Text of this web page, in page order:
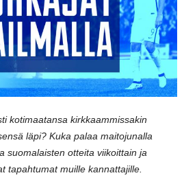
kotimaatansa kirkkaammissakin
läpi? Kuka palaa maitojunalla
suomalaisten otteita viikoittain ja
tapahtumat muille kannattajille.